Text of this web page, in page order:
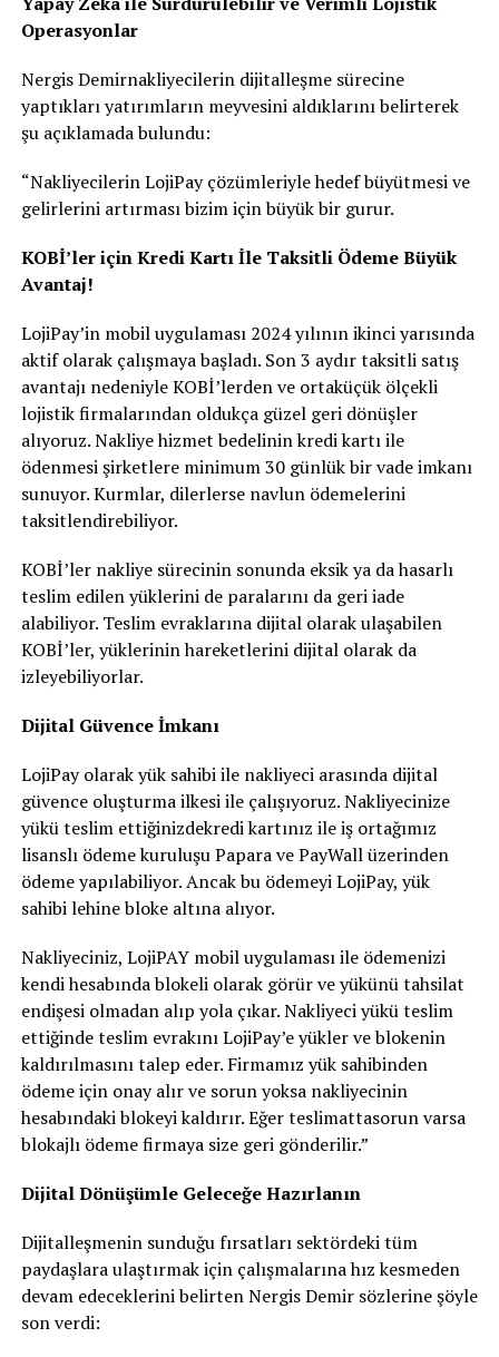
Operasyonlar
Nergis Demirnakliyecilerin dijitalleşme sürecine
yaptıkları yatırımların meyvesini aldıklarını belirterek
şu açıklamada bulundu:
“Nakliyecilerin LojiPay çözümleriyle hedef büyütmesi ve
gelirlerini artırması bizim için büyük bir gurur.
KOBİ’ler için Kredi Kartı İle Taksitli Ödeme Büyük
Avantaj!
LojiPay’in mobil uygulaması 2024 yılının ikinci yarısında
aktif olarak çalışmaya başladı. Son 3 aydır taksitli satış
avantajı nedeniyle KOBİ’lerden ve ortaküçük ölçekli
lojistik firmalarından oldukça güzel geri dönüşler
alıyoruz. Nakliye hizmet bedelinin kredi kartı ile
ödenmesi şirketlere minimum 30 günlük bir vade imkanı
sunuyor. Kurmlar, dilerlerse navlun ödemelerini
taksitlendirebiliyor.
KOBİ’ler nakliye sürecinin sonunda eksik ya da hasarlı
teslim edilen yüklerini de paralarını da geri iade
alabiliyor. Teslim evraklarına dijital olarak ulaşabilen
KOBİ’ler, yüklerinin hareketlerini dijital olarak da
izleyebiliyorlar.
Dijital Güvence İmkanı
LojiPay olarak yük sahibi ile nakliyeci arasında dijital
güvence oluşturma ilkesi ile çalışıyoruz. Nakliyecinize
yükü teslim ettiğinizdekredi kartınız ile iş ortağımız
lisanslı ödeme kuruluşu Papara ve PayWall üzerinden
ödeme yapılabiliyor. Ancak bu ödemeyi LojiPay, yük
sahibi lehine bloke altına alıyor.
Nakliyeciniz, LojiPAY mobil uygulaması ile ödemenizi
kendi hesabında blokeli olarak görür ve yükünü tahsilat
endişesi olmadan alıp yola çıkar. Nakliyeci yükü teslim
ettiğinde teslim evrakını LojiPay’e yükler ve blokenin
kaldırılmasını talep eder. Firmamız yük sahibinden
ödeme için onay alır ve sorun yoksa nakliyecinin
hesabındaki blokeyi kaldırır. Eğer teslimattasorun varsa
blokajlı ödeme firmaya size geri gönderilir.”
Dijital Dönüşümle Geleceğe Hazırlanın
Dijitalleşmenin sunduğu fırsatları sektördeki tüm
paydaşlara ulaştırmak için çalışmalarına hız kesmeden
devam edeceklerini belirten Nergis Demir sözlerine şöyle
son verdi: